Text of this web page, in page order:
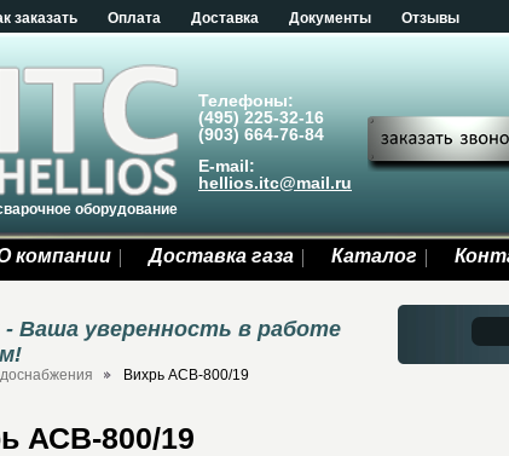
заказать Оплата Доставка Документы Отзывы
оборудование
Телефоны:
(495) 225-32-16
(903) 664-76-84
E-mail:
hellios.itc@mail.ru
компании Доставка газа Каталог
- Ваша уверенность в работе
Вихрь АСВ-800/19
АСВ-800/19